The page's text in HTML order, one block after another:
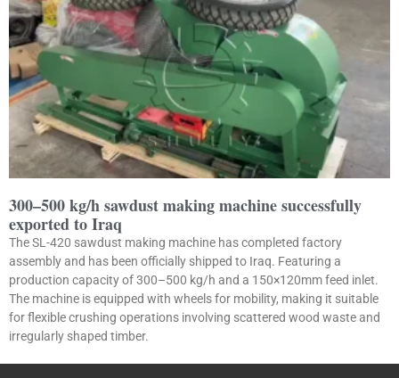
300–500 kg/h sawdust making machine successfully
exported to Iraq
The SL-420 sawdust making machine has completed factory
assembly and has been officially shipped to Iraq. Featuring a
production capacity of 300–500 kg/h and a 150×120mm feed inlet.
The machine is equipped with wheels for mobility, making it suitable
for flexible crushing operations involving scattered wood waste and
irregularly shaped timber.